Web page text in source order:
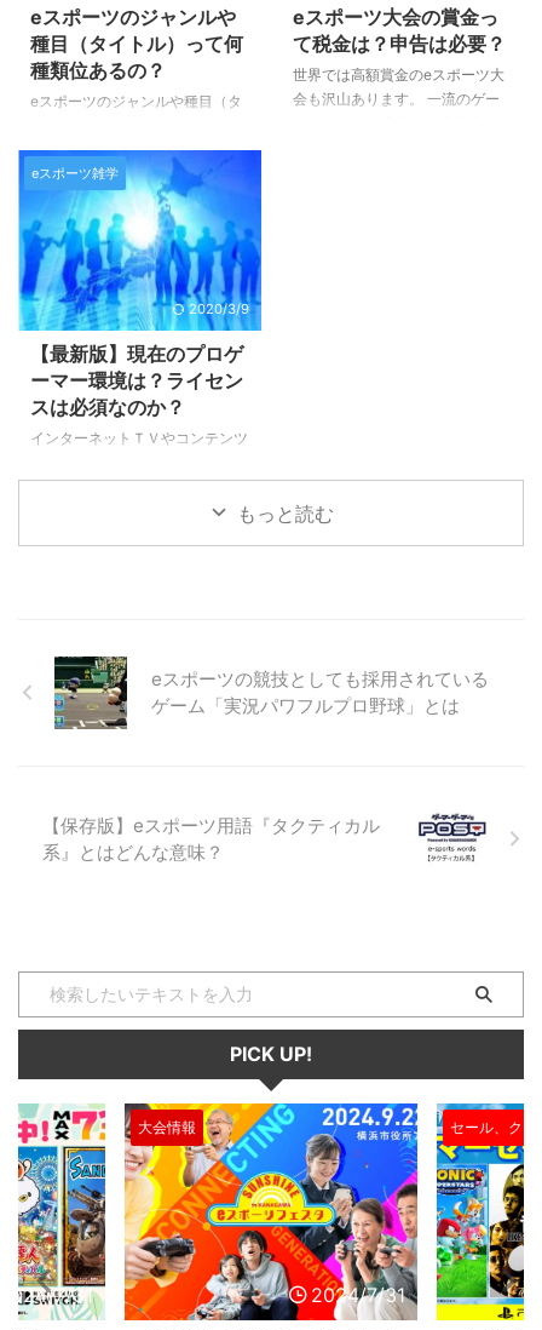
か、簡単に解説させていただきま
すので、よろしくお願いいたしま
す♪ eスポーツとは何の略？ eス
ポーツは「エレクトロニックスポ
ーツ」の略（＝electronic sports
...
だ、規模が大きくなり商業化、興
行化させるためには、法律やゲー
ムのライセンスの問題など様々な
課題が出てくるため、そういった
枠組みやインフラ、権利関係、法
eスポーツのジャンルや
種目（タイトル）って何
種類位あるの？
eスポーツのジャンルや種目（タ
いあるのでしょうか？ 今回はそ
んな疑問にお答えするために、簡
単にまとめてみました。 ジャン
ルは主に７つにわけられます♪ e
スポーツは全世界で急速に人気を
高めています。 日本のeスポーツ
はまだまだ後進国と言われていま
すが、それでも徐々に盛り上がり
を魅せつつあり、ＴＶなどでも
「eスポーツ」というワードや、
eスポーツの種目、タイトルが話
題に上がることも出てきました。
世界中の人たちが参加しているの
eスポーツ大会の賞金っ
て税金は？申告は必要？
世界では高額賞金のeスポーツ大
会も沢山あります。 一流のゲー
...
eスポーツ雑学
2020/3/9
【最新版】現在のプロゲ
ーマー環境は？ライセン
スは必須なのか？
インターネットＴＶやコンテンツ
も徐々に取り上げられる事が増え
てきたeスポーツ。 これからどん
ーやゲーマーを取り巻く２０２０
年における環境についてお話で
す。 プロゲーマーって？ プロゲ
ーマーというのは、職業としてゲ
たちの事なんですね！ eスポ ...
もっと読む
eスポーツの競技としても採用されている
ゲーム「実況パワフルプロ野球」とは
【保存版】eスポーツ用語『タクティカル
系』とはどんな意味？
PICK UP!
2024/7/31
セール、クーポン情報
2024/7/30
トピック